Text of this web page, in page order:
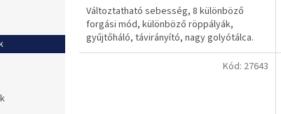
Változtatható sebesség, 8 különböző
forgási mód, különböző röppályák,
gyűjtőháló, távirányító, nagy golyótálca.
Kód: 27643